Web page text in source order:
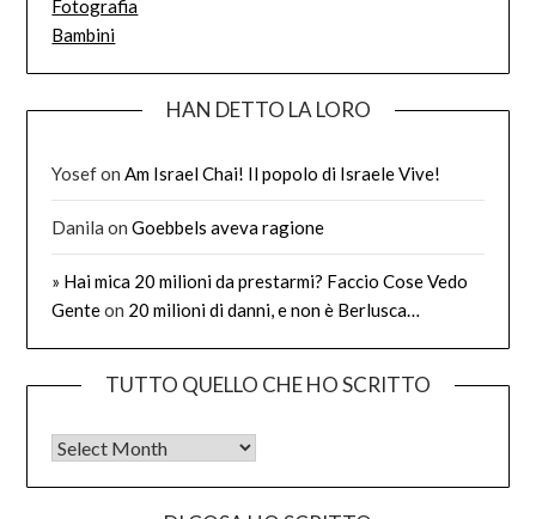
Fotografia
Bambini
HAN DETTO LA LORO
YosefonAm Israel Chai! Il popolo di Israele Vive!
Danila onGoebbels aveva ragione
» Hai mica 20 milioni da prestarmi? Faccio Cose Vedo
Genteon 20 milioni di danni, e non è Berlusca…
TUTTO QUELLO CHE HO SCRITTO
Tutto quello che ho scritto